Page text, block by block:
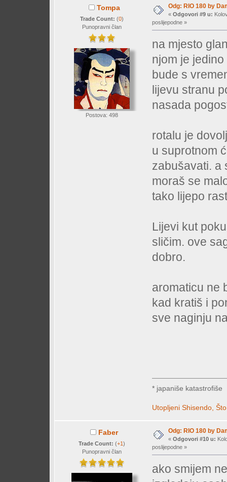
Tompa
Trade Count: (0)
Punopravni član
Postova: 498
Odg: RIO 180 by
« Odgovori #9 u:
poslijepodne »
na mjesto
njom je
bude s
lijevu stranu
nasada
rotalu je
u suprotnom
zabušavati. a
moraš se
tako lijepo
Lijevi kut
sličim. ove
dobro.
aromaticu ne
kad kratiš i
sve naginju
* japaniše katastrofiše
Utopljeni Shisendo,
Faber
Trade Count: (+1)
Punopravni član
Odg: RIO 180 by
« Odgovori #10 u:
poslijepodne »
ako smijem